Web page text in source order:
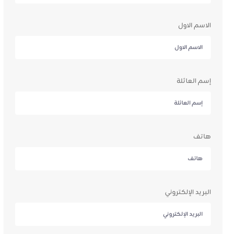
الاسم الاول
إسم العائلة
هاتف
البريد الإلكتروني